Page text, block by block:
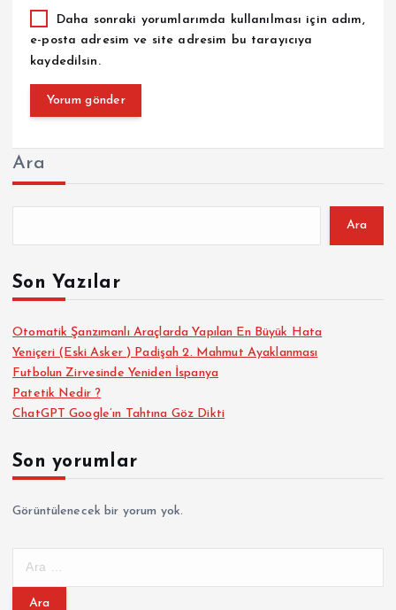
Daha sonraki yorumlarımda kullanılması için adım,
e-posta adresim ve site adresim bu tarayıcıya
kaydedilsin.
Ara
Ara
Son Yazılar
Otomatik Şanzımanlı Araçlarda Yapılan En Büyük Hata
Yeniçeri (Eski Asker ) Padişah 2. Mahmut Ayaklanması
Futbolun Zirvesinde Yeniden İspanya
Patetik Nedir ?
ChatGPT Google’ın Tahtına Göz Dikti
Son yorumlar
Görüntülenecek bir yorum yok.